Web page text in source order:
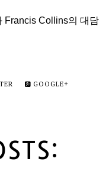
Francis Collins의 대담
GOOGLE+